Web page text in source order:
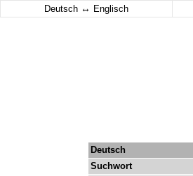
Deutsch ↔ Englisch
Deutsch
Suchwort